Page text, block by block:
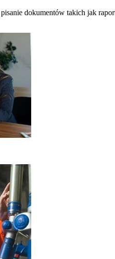
dokumentów takich jak